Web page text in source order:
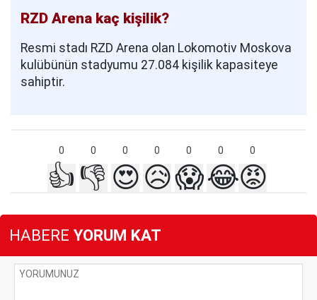
RZD Arena kaç kişilik?
Resmi stadı RZD Arena olan Lokomotiv Moskova
kulübünün stadyumu 27.084 kişilik kapasiteye
sahiptir.
0 0 0 0 0 0 0
👍 👎 😍😥😱😂😡
HABERE YORUM KAT